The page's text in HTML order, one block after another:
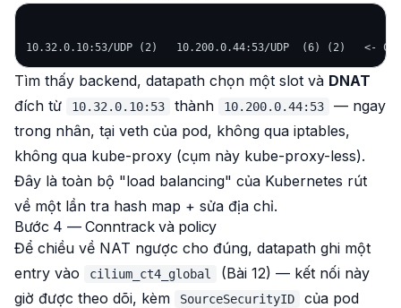
Tìm thấy backend, datapath chọn một slot và DNAT
đích từ
10.32.0.10:53 thành 10.200.0.44:53
— ngay
trong nhân, tại veth của pod, không qua iptables,
không qua kube-proxy (cụm này kube-proxy-less).
Đây là toàn bộ "load balancing" của Kubernetes rút
về một lần tra hash map + sửa địa chỉ.
Bước 4 — Conntrack và policy
Để chiều về NAT ngược cho đúng, datapath ghi một
entry vào
cilium_ct4_global
(Bài 12) — kết nối này
giờ được theo dõi, kèm
SourceSecurityID
của pod